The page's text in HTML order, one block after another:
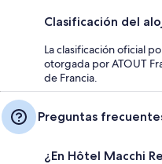
Clasificación del
La clasificación oficial
otorgada por ATOUT
de Francia.
Preguntas
¿En Hôtel Macchi